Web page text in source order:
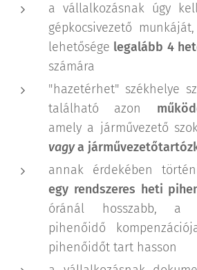
a vállalkozásnak úgy
gépkocsivezető
lehetősége legalább 4
számára
"hazetérhet" székhelye
található azon
amely a járművezető
vagya
annak érdekében
egy rendszeres heti
óránál hosszabb, a
pihenőidő
pihenőidőt tart hasson